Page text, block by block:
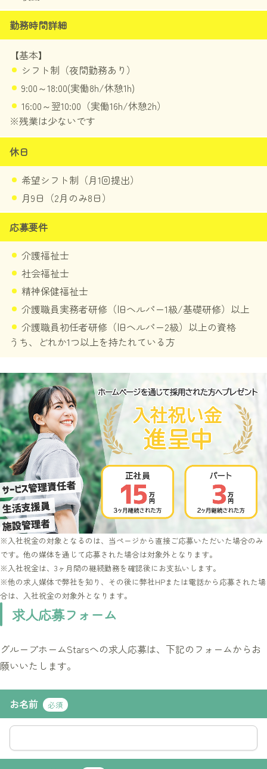
勤務時間詳細
【基本】
シフト制（夜間勤務あり）
9:00～18:00(実働8h/休憩1h)
16:00～翌10:00（実働16h/休憩2h）
※残業は少ないです
休日
希望シフト制（月1回提出）
月9日（2月のみ8日）
応募要件
介護福祉士
社会福祉士
精神保健福祉士
介護職員実務者研修（旧ヘルパー1級/基礎研修）以上
介護職員初任者研修（旧ヘルパー2級）以上の資格
うち、どれか1つ以上を持たれている方
※入社祝金の対象となるのは、当ページから直接ご応募いただいた場合のみ
です。他の媒体を通じて応募された場合は対象外となります。
※入社祝金は、3ヶ月間の継続勤務を確認後にお支払いします。
※他の求人媒体で弊社を知り、その後に弊社HPまたは電話から応募された場
合は、入社祝金の対象外となります。
求人応募フォーム
グループホームStarsへの求人応募は、下記のフォームからお
願いいたします。
お名前 必須